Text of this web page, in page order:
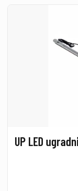
UP LED